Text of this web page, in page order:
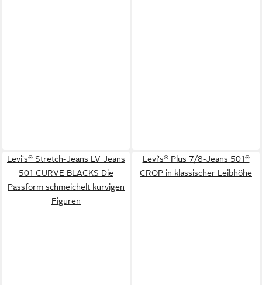
Levi's® Stretch-Jeans LV Jeans
501 CURVE BLACKS Die
Passform schmeichelt kurvigen
Figuren
Levi's® Plus 7/8-Jeans 501®
CROP in klassischer Leibhöhe